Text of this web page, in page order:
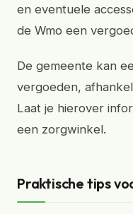
en eventuele
de Wmo een
De gemeente kan
vergoeden,
Laat je hierover
een zorgwinkel.
Praktische tips